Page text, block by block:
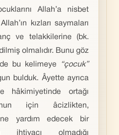
Allah’a nisbet
kızları saymaları
ve telakkilerine (bk.
olmalıdır. Bunu göz
bu kelimeye
“çocuk”
bulduk. Âyette ayrıca
hâkimiyetinde ortağı
için âcizlikten,
yardım edecek bir
ihtiyacı olmadığı